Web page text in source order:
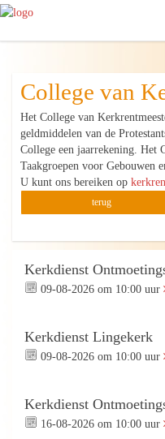
College van
Het College van
geldmiddelen van de
College een jaarrekening. Het
Taakgroepen voor Gebouwen
U kunt ons bereiken op
terug
Kerkdienst
09-08-2026 om 10:00 uur
Kerkdienst Lingekerk
09-08-2026 om 10:00 uur
Kerkdienst
16-08-2026 om 10:00 uur